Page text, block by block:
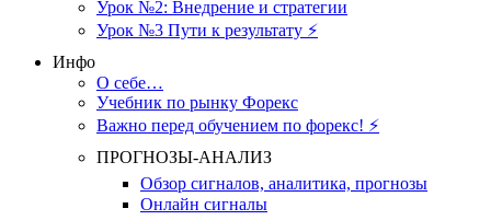
Урок №2: Внедрение и стратегии
Урок №3 Пути к результату ⚡️
Инфо
О себе…
Учебник по рынку Форекс
Важно перед обучением по форекс! ⚡
ПРОГНОЗЫ-АНАЛИЗ
Обзор сигналов, аналитика, прогнозы
Онлайн сигналы